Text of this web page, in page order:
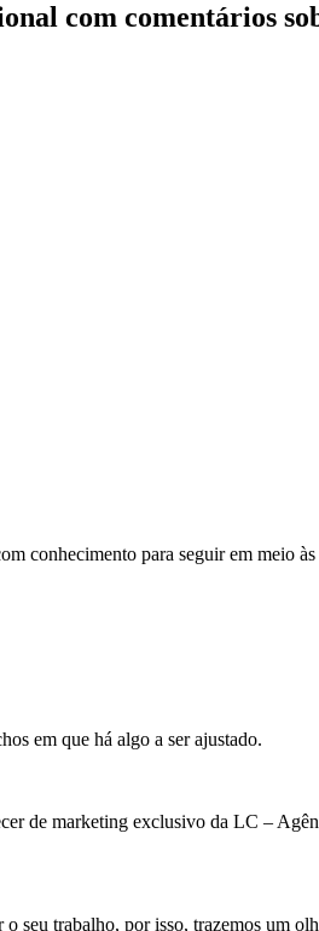
com comentários
conhecimento para seguir em meio
em que há algo a ser ajustado.
de marketing exclusivo da LC –
seu trabalho, por isso, trazemos um